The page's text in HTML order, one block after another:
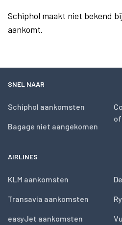
Schiphol maakt niet bekend
aankomt.
SNEL NAAR
Schiphol aankomsten
Bagage niet aangekomen
AIRLINES
KLM aankomsten
Transavia aankomsten
easyJet aankomsten